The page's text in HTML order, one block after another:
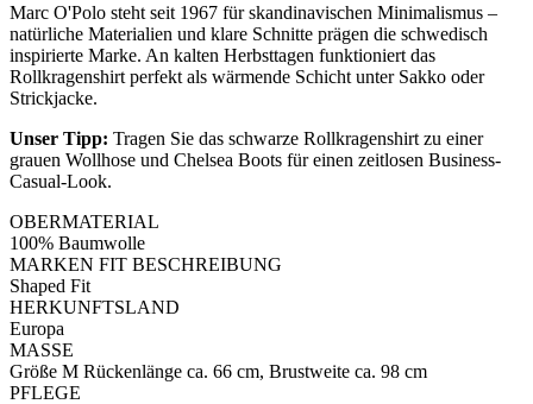
Marc O'Polo steht seit 1967 für skandinavischen Minimalismus –
natürliche Materialien und klare Schnitte prägen die schwedisch
inspirierte Marke. An kalten Herbsttagen funktioniert das
Rollkragenshirt perfekt als wärmende Schicht unter Sakko oder
Strickjacke.
Unser Tipp: Tragen Sie das schwarze Rollkragenshirt zu einer
grauen Wollhose und Chelsea Boots für einen zeitlosen Business-
Casual-Look.
OBERMATERIAL
100% Baumwolle
MARKEN FIT BESCHREIBUNG
Shaped Fit
HERKUNFTSLAND
Europa
MASSE
Größe M Rückenlänge ca. 66 cm, Brustweite ca. 98 cm
PFLEGE